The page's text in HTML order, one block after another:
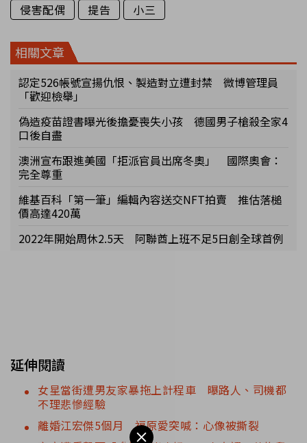
侵害配偶
提告 小三
相關文章
認定526帳號宣揚仇恨、製造對立遭封禁 微博管理員
「歡迎檢舉」
偽造疫苗證書曝光後擔憂喪失小孩 德國男子槍殺全家4
口後自盡
澳洲宣布跟進美國「拒派官員出席冬奧」 國際奧會：
完全尊重
維基百科「第一筆」編輯內容送交NFT拍賣 推估落槌
價高達420萬
2022年開始周休2.5天 阿聯酋上班不足5日創全球首例
延伸閱讀
女星當街遭男友家暴拖上計程車 曝路人、司機都
不理悲慘經驗
離婚江宏傑5個月 福原愛突喊：心像被撕裂